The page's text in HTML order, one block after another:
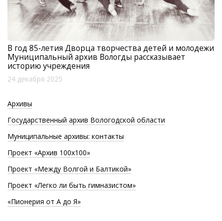
В год 85-летия Дворца творчества детей и молодежи
Муниципальный архив Вологды рассказывает
историю учреждения
24 декабря 2025
Архивы
Государственный архив Вологодской области
Муниципальные архивы: контакты
Проект «Архив 100х100»
Проект «Между Волгой и Балтикой»
Проект «Легко ли быть гимназистом»
«Пионерия от А до Я»